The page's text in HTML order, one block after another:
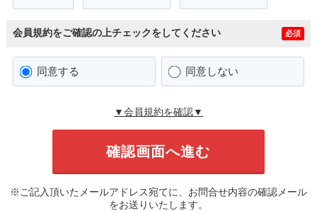
会員規約をご確認の上チェックをしてください 必須
同意する 同意しない
▼会員規約を確認▼
※ご記入頂いたメールアドレス宛てに、お問合せ内容の確認メール
をお送りいたします。